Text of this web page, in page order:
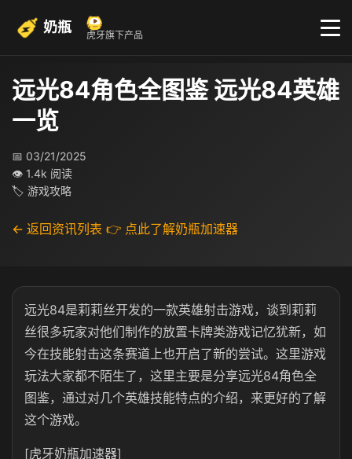
奶瓶 虎牙旗下产品
远光84角色全图鉴 远光84英雄
一览
📅 03/21/2025
👁 1.4k 阅读
🏷 游戏攻略
← 返回资讯列表 👉 点此了解奶瓶加速器
远光84是莉莉丝开发的一款英雄射击游戏，谈到莉莉
丝很多玩家对他们制作的放置卡牌类游戏记忆犹新，如
今在技能射击这条赛道上也开启了新的尝试。这里游戏
玩法大家都不陌生了，这里主要是分享远光84角色全
图鉴，通过对几个英雄技能特点的介绍，来更好的了解
这个游戏。
[虎牙奶瓶加速器]